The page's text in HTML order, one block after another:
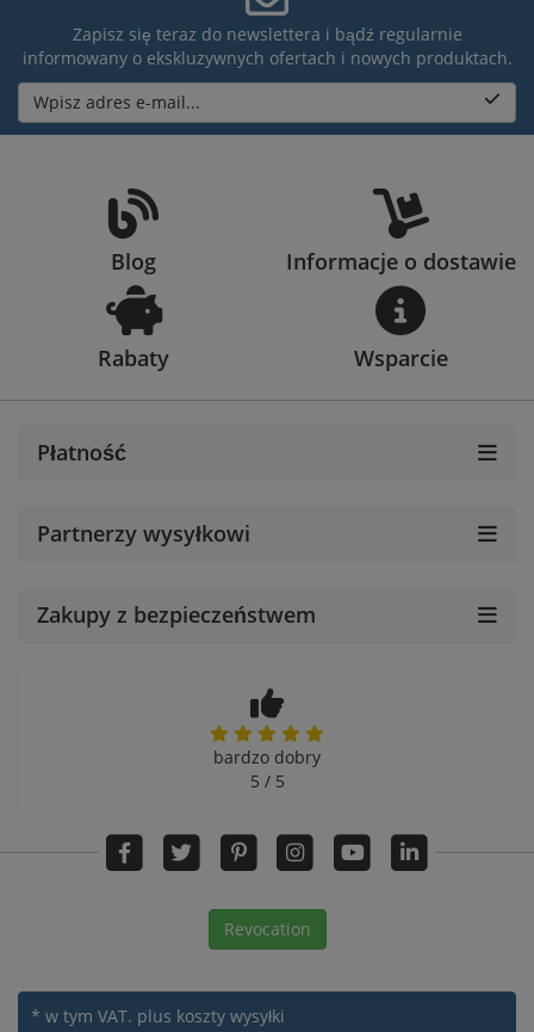
Zapisz się teraz do newslettera i bądź regularnie
informowany o ekskluzywnych ofertach i nowych produktach.
Wpisz adres e-mail...
Blog Informacje o dostawie
Rabaty Wsparcie
Płatność
Partnerzy wysyłkowi
Zakupy z bezpieczeństwem
bardzo dobry
5 / 5
Revocation
* w tym VAT. plus koszty wysyłki